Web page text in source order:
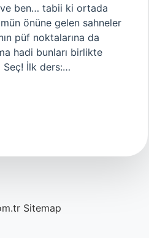
ve ben… tabii ki ortada
önüne gelen sahneler
püf noktalarına da
hadi bunları birlikte
Seç! İlk ders:…
Sitemap